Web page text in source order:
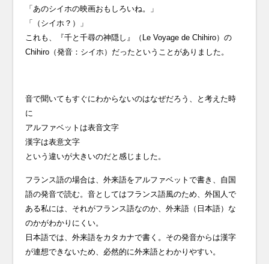
「あのシイホの映画おもしろいね。」
「（シイホ？）」
これも、『千と千尋の神隠し』（Le Voyage de Chihiro）の
Chihiro（発音：シイホ）だったということがありました。
音で聞いてもすぐにわからないのはなぜだろう、と考えた時
に
アルファベットは表音文字
漢字は表意文字
という違いが大きいのだと感じました。
フランス語の場合は、外来語をアルファベットで書き、自国
語の発音で読む。音としてはフランス語風のため、外国人で
ある私には、それがフランス語なのか、外来語（日本語）な
のかがわかりにくい。
日本語では、外来語をカタカナで書く。その発音からは漢字
が連想できないため、必然的に外来語とわかりやすい。